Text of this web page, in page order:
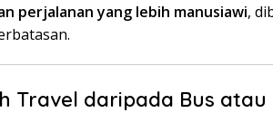
perjalanan yang lebih manusiawi,
Travel daripada Bus atau